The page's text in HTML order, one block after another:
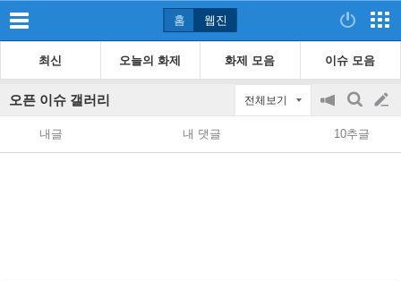
홈 웹진
최신 오늘의 화제 화제 모음 이슈 모음
오픈 이슈 갤러리 전체보기
공
지
on/off
검
색
글
쓰
내글 내 댓글 10추글